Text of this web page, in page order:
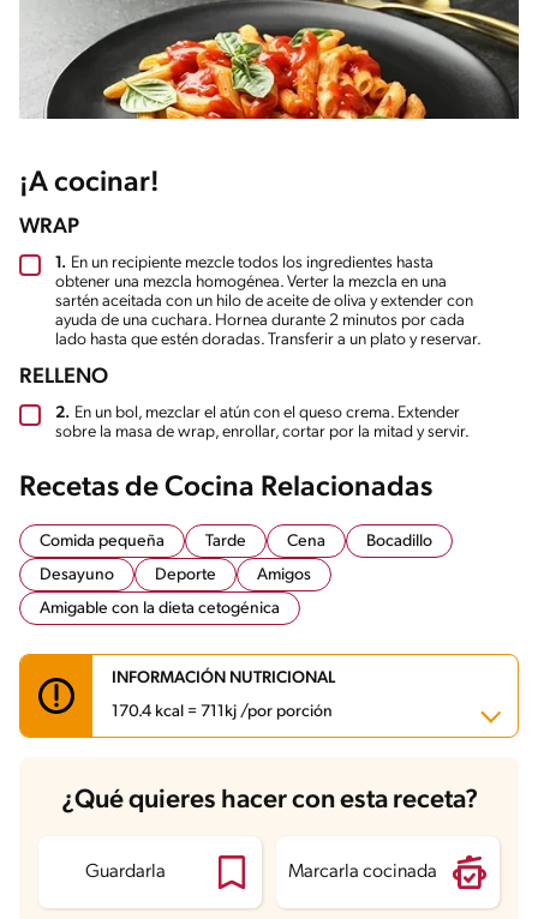
¡A cocinar!
WRAP
1. En un recipiente mezcle todos los ingredientes hasta
obtener una mezcla homogénea. Verter la mezcla en una
sartén aceitada con un hilo de aceite de oliva y extender con
ayuda de una cuchara. Hornea durante 2 minutos por cada
lado hasta que estén doradas. Transferir a un plato y reservar.
RELLENO
2. En un bol, mezclar el atún con el queso crema. Extender
sobre la masa de wrap, enrollar, cortar por la mitad y servir.
Recetas de Cocina Relacionadas
Comida pequeña Tarde Cena
Bocadillo
Desayuno
Deporte
Amigos
Amigable con la dieta cetogénica
INFORMACIÓN NUTRICIONAL
170.4 kcal = 711kj /por porción
Carbohidratos 3.1 g
Energía 170.4 kcal
Proteína
Grasas saturadas 2.9 g
Sodio 367.8 mg
¿Qué quieres hacer con esta receta?
Guardarla Marcarla cocinada